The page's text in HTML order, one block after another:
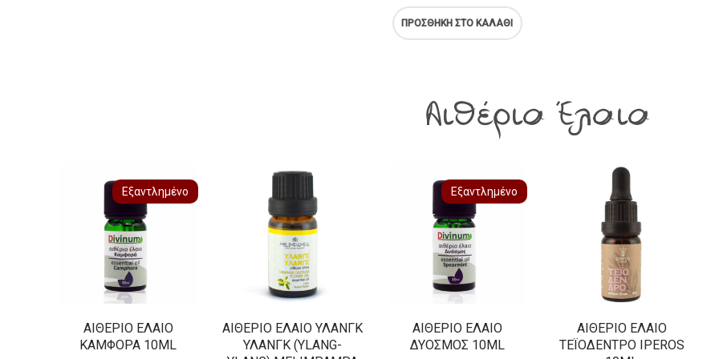
ΠΡΟΣΘΉΚΗ ΣΤΟ ΚΑΛΆΘΙ
Αιθέρια Έλαια
Εξαντλημένο
ΑΙΘΈΡΙΟ ΈΛΑΙΟ
ΚΑΜΦΟΡΆ 10ML
ΑΙΘΈΡΙΟ ΈΛΑΙΟ ΥΛΆΝΓΚ
ΥΛΆΝΓΚ (YLANG-
Εξαντλημένο
ΑΙΘΈΡΙΟ ΈΛΑΙΟ
ΔΥΌΣΜΟΣ 10ML
ΑΙΘΈΡΙΟ ΈΛΑΙΟ
ΤΕΪΌΔΕΝΤΡΟ IPEROS